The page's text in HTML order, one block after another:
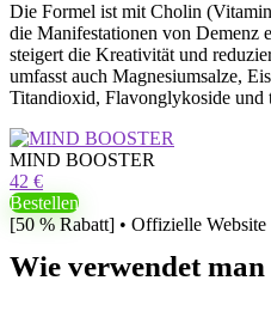
Die Formel ist mit Cholin
die Manifestationen von Demenz
steigert die Kreativität und
umfasst auch Magnesiumsalze,
Titandioxid, Flavonglykoside und
MIND BOOSTER
42 €
Bestellen
[50 % Rabatt] • Offizielle Website
Wie verwendet